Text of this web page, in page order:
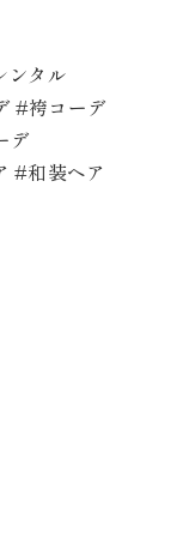
ンタル
#袴コーデ
デ
#和装ヘア